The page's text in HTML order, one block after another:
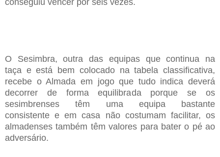
O Sesimbra, outradas equipas que continua na
taça e está bem colocado na tabela classificativa,
recebe o Almada em jogo que tudo indica deverá
decorrer de forma equilibrada porque se os
sesimbrenses têm uma equipa bastante
consistente eem casa não costumam facilitar, os
almadenses também têm valores para batero pé ao
adversário.